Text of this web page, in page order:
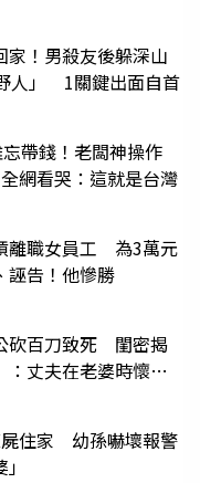
家！男殺友後躲深山
人」 1關鍵出面自首
帶錢！老闆神操作
網看哭：這就是台灣
離職女員工 為3萬元
誣告！他慘勝
砍百刀致死 閨密揭
：丈夫在老婆時懷孕
住家 幼孫嚇壞報警